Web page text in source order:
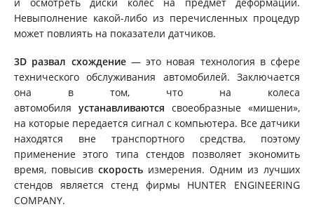
Невыполнение какой-либо из перечисленных процедур
может повлиять на показатели датчиков.
3D развал схождение— это новая технология в сфере
технического обслуживания автомобилей. Заключается
она в том, что на колеса
автомобиля устанавливаются своеобразные «мишени»,
на которые передается сигнал с компьютера. Все датчики
находятся вне транспортного средства, поэтому
применение этого типа стендов позволяет экономить
время, повысив скорость измерения. Одним из лучших
стендов является стенд фирмы HUNTER ENGINEERING
COMPANY.